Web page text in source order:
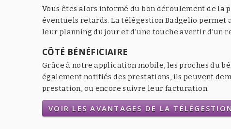
Vous êtes alors informé du bon déroulement de la
éventuels retards. La télégestion Badgelio permet
leur planning du jour et d’une touche avertir d’un
CÔTÉ BÉNÉFICIAIRE
Grâce à notre application mobile, les proches du
également notifiés des prestations, ils peuvent
prestation, ou encore suivre leur facturation.
VOIR LES AVANTAGES DE LA